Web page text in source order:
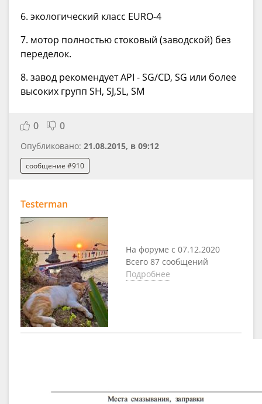
6. экологический класс EURO-4
7. мотор полностью стоковый (заводской) без
переделок.
8. завод рекомендует API - SG/CD, SG или более
высоких групп SH, SJ,SL, SM
0 0
Опубликовано: 21.08.2015, в 09:12
сообщение #910
Testerman
На форуме с 07.12.2020
Всего 87 сообщений
Подробнее